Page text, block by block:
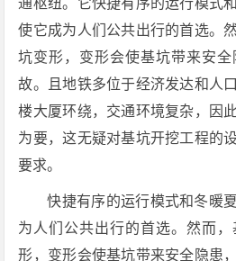
通枢纽。它快捷有序的运行模式
使它成为人们公共出行的首选。
坑变形，变形会使基坑带来安
故。且地铁多位于经济发达和人
楼大厦环绕，交通环境复杂，因
为要，这无疑对基坑开挖工程的
要求。
快捷有序的运行模式和冬暖
为人们公共出行的首选。然而
形，变形会使基坑带来安全隐患